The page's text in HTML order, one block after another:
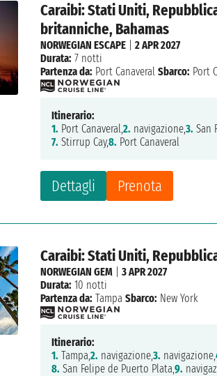
Caraibi: Stati Uniti,
britanniche, Bahamas
Dettagli Prenota
NORWEGIAN ESCAPE |2 APR 2027
Durata: 7 notti
Partenza da: Port Canaveral Sbarco: Port
Itinerario:
1. Port Canaveral,2. navigazione,3. San
7. Stirrup Cay,8. Port Canaveral
Caraibi: Stati Uniti,
NORWEGIAN GEM |3 APR 2027
Durata: 10 notti
Partenza da: Tampa Sbarco: New York
Itinerario:
1. Tampa,2. navigazione,3. navigazione,
8. San Felipe de Puerto Plata,9.